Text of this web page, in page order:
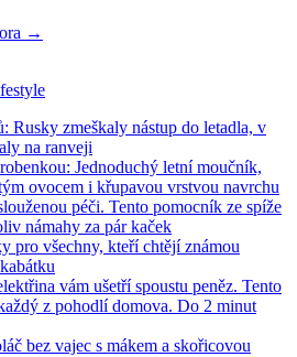
→
Rusky zmeškaly nástup do letadla, v
na ranveji
Jednoduchý letní moučník,
ovocem i křupavou vrstvou navrchu
péči. Tento pomocník ze spíže
námahy za pár kaček
pro všechny, kteří chtějí známou
vám ušetří spoustu peněz. Tento
z pohodlí domova. Do 2 minut
bez vajec s mákem a skořicovou